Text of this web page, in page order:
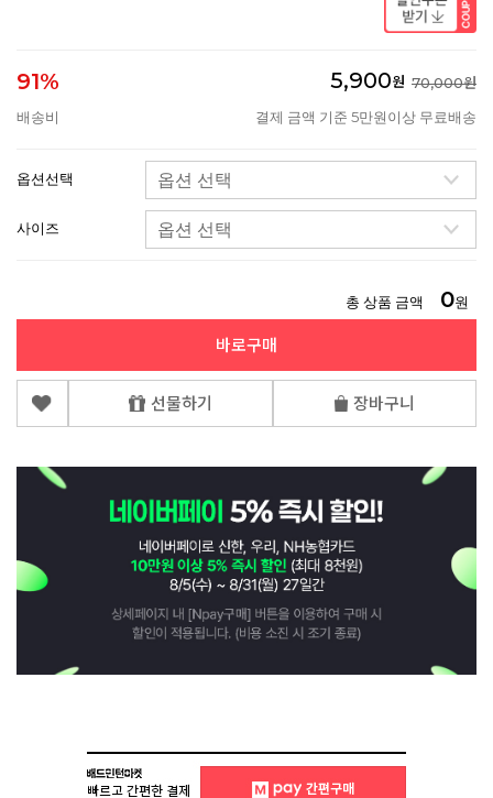
91% 5,900원 70,000원
배송비
결제 금액 기준 5만원이상 무료배송
옵션선택
사이즈
총 상품 금액 0원
바로구매
선물하기 장바구니